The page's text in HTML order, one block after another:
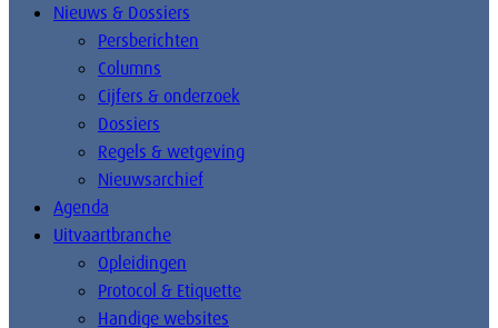
Nieuws & Dossiers
Persberichten
Columns
Cijfers & onderzoek
Dossiers
Regels & wetgeving
Nieuwsarchief
Agenda
Uitvaartbranche
Opleidingen
Protocol & Etiquette
Handige websites